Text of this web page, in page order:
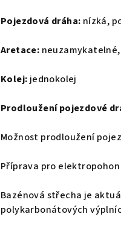
Pojezdová dráha: nízká,
Aretace:
Kolej: jednokolej
Prodloužení pojezdové
Možnost prodloužení
Příprava pro
Bazénová střecha je
polykarbonátových